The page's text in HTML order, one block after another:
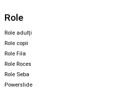
Role
Role adulți
Role copii
Role Fila
Role Roces
Role Seba
Powerslide